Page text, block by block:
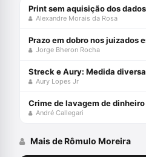
Alexandre Morais da Rosa
Jorge Bheron Rocha
Aury Lopes Jr
Crime de lavagem de
André Callegari
Mais de Rômulo Moreira